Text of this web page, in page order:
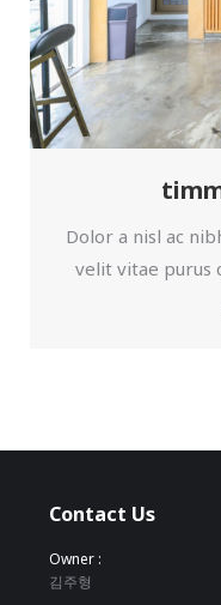
Dolor a nisl ac
velit vitae purus
Contact Us
Owner :
김주형